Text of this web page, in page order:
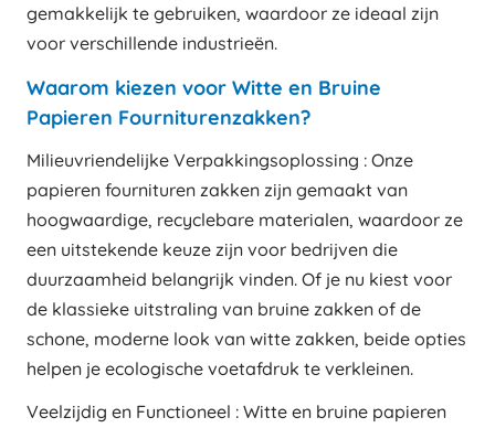
gemakkelijk te gebruiken, waardoor ze ideaal zijn
voor verschillende industrieën.
Waarom kiezen voor Witte en Bruine
Papieren Fourniturenzakken?
Milieuvriendelijke Verpakkingsoplossing : Onze
papieren fournituren zakken zijn gemaakt van
hoogwaardige, recyclebare materialen, waardoor ze
een uitstekende keuze zijn voor bedrijven die
duurzaamheid belangrijk vinden. Of je nu kiest voor
de klassieke uitstraling van bruine zakken of de
schone, moderne look van witte zakken, beide opties
helpen je ecologische voetafdruk te verkleinen.
Veelzijdig en Functioneel : Witte en bruine papieren